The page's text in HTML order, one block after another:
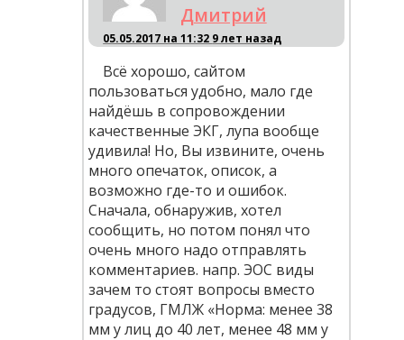
Дмитрий
05.05.2017 на 11:32 9 лет назад
Всё хорошо, сайтом
пользоваться удобно, мало где
найдёшь в сопровождении
качественные ЭКГ, лупа вообще
удивила! Но, Вы извините, очень
много опечаток, описок, а
возможно где-то и ошибок.
Сначала, обнаружив, хотел
сообщить, но потом понял что
очень много надо отправлять
комментариев. напр. ЭОС виды
зачем то стоят вопросы вместо
градусов, ГМЛЖ «Норма: менее 38
мм у лиц до 40 лет, менее 48 мм у